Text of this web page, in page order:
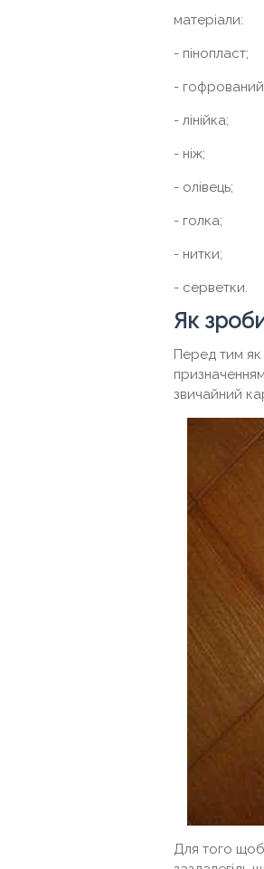
матеріали:
- пінопласт;
- гофрований
- лінійка;
- ніж;
- олівець;
- голка;
- нитки;
- серветки.
Як
Перед тим як
звичайний
Для того щоб